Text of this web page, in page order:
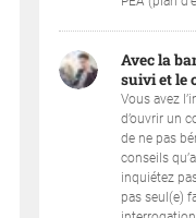
Avec la
suivi et le
Vous avez
d’ouvrir un
de ne pas
conseils
inquiétez
pas seul(e)